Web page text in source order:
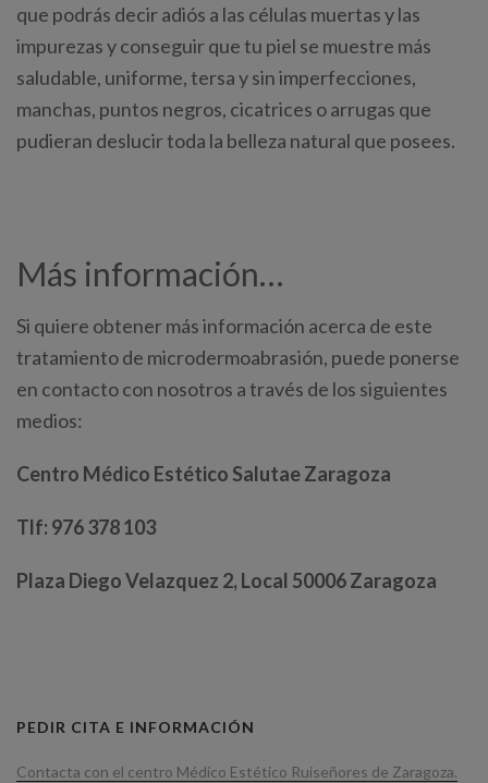
que podrás decir adiós a las células muertas y las
impurezas y conseguir que tu piel se muestre más
saludable, uniforme, tersa y sin imperfecciones,
manchas, puntos negros, cicatrices o arrugas que
pudieran deslucir toda la belleza natural que posees.
Más información…
Si quiere obtener más información acerca de este
tratamiento de microdermoabrasión, puede ponerse
en contacto con nosotros a través de los siguientes
medios:
Centro Médico Estético Salutae Zaragoza
Tlf: 976 378 103
Plaza Diego Velazquez 2, Local 50006 Zaragoza
PEDIR CITA E INFORMACIÓN
Contacta con el centro Médico Estético Ruiseñores de Zaragoza.